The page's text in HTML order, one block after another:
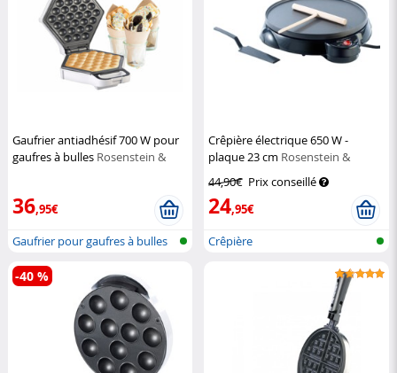
Gaufrier antiadhésif 700 W pour
gaufres à bulles Rosenstein &
36,95€
Gaufrier pour gaufres à bulles
Crêpière électrique 650 W -
plaque 23 cm Rosenstein &
44,90€ Prix conseillé
24,95€
Crêpière
-40 %